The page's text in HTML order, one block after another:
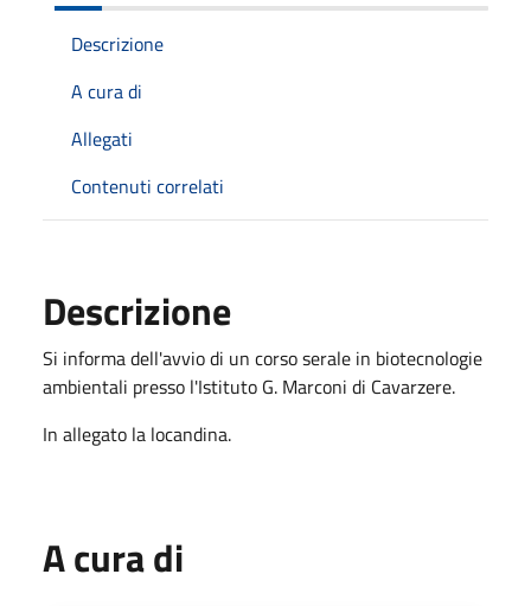
Descrizione
A cura di
Allegati
Contenuti correlati
Descrizione
Si informa dell'avvio di un corso serale in biotecnologie
ambientali presso l'Istituto G. Marconi di Cavarzere.
In allegato la locandina.
A cura di